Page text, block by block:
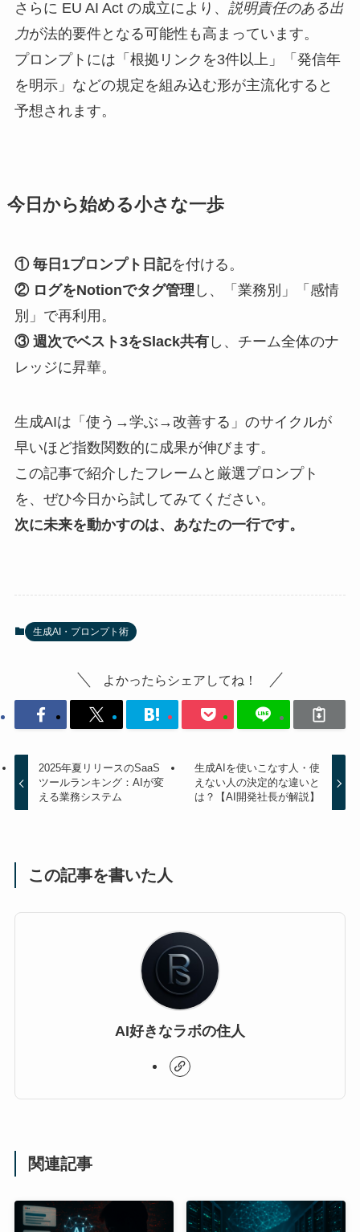
さらに EU AI Act の成立により、 説明責任のある出
力が法的要件となる可能性も高まっています。
プロンプトには「根拠リンクを3件以上」「発信年
を明示」などの規定を組み込む形が主流化すると
予想されます。
今日から始める小さな一歩
① 毎日1プロンプト日記を付ける。
② ログをNotionでタグ管理 し、「業務別」「感情
別」で再利用。
③ 週次でベスト3をSlack共有し、チーム全体のナ
レッジに昇華。
生成AIは「使う→学ぶ→改善する」のサイクルが
早いほど指数関数的に成果が伸びます。
この記事で紹介したフレームと厳選プロンプト
を、ぜひ今日から試してみてください。
次に未来を動かすのは、あなたの一行です。
生成AI・プロンプト術
よかったらシェアしてね！
2025年夏リリースのSaaS
ツールランキング：AIが変
える業務システム
生成AIを使いこなす人・使
えない人の決定的な違いと
は？【AI開発社長が解説】
この記事を書いた人
AI好きなラボの住人
関連記事